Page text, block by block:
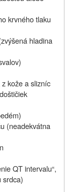
krvného tlaku
hladina
kože a slizníc
(neadekvátna
QT intervalu“,
srdca)